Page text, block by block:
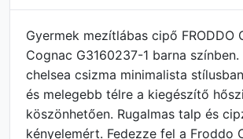
Gyermek mezítlábas cipő FRODDO
Cognac G3160237-1 barna
chelsea csizma minimalista
és melegebb télre a kiegészítő
köszönhetően. Rugalmas talp és
kényelemért. Fedezze fel a Froddo